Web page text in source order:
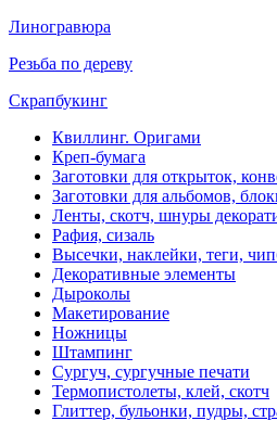
Линогравюра
Резьба по дереву
Скрапбукинг
Квиллинг. Оригами
Креп-бумага
Заготовки для открыток,
Заготовки для альбомов,
Ленты, скотч, шнуры
Рафия, сизаль
Высечки, наклейки, теги,
Декоративные элементы
Дыроколы
Макетирование
Ножницы
Штампинг
Сургуч, сургучные печати
Термопистолеты, клей, скотч
Глиттер, бульонки, пудры,